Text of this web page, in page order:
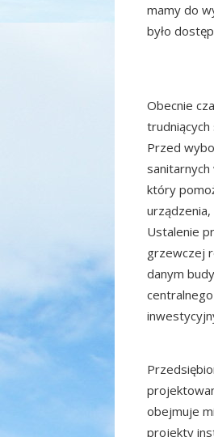
mamy do
było
Obecnie
Przed
który
Ustalenie
grzewczej
danym
obejmuje
projekty